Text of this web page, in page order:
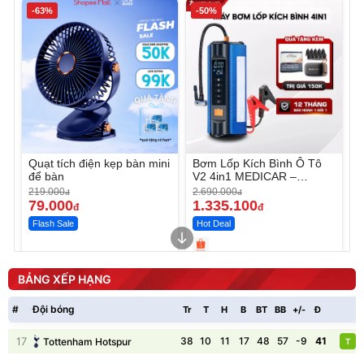
-63%
Quạt tích điện kẹp bàn mini
để bàn
219.000đ
79.000đ
Flash Sale
-50%
Bơm Lốp Kích Bình Ô Tô
V2 4in1 MEDICAR –
12.000mAh
2.690.000đ
1.335.100đ
Hot Deal
Máy ép chậm trái cây
Elmich JEE 1855OL
3.000.000
2.143.650
Flash Sale
Máy rửa xe cầm tay xịt rửa
cao áp có tạo bọt tuyết
399.000
Đã bán nhiều
BẢNG XẾP HẠNG
# Đội bóng Tr T H B BT BB +/- Đ
17 Tottenham Hotspur 38 10 11 17 48 57 -9 41 T